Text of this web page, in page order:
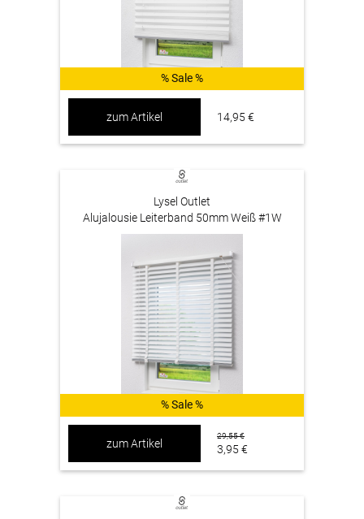
% Sale %
zum Artikel 14,95 €
Lysel Outlet
Alujalousie Leiterband 50mm Weiß #1W
% Sale %
zum Artikel
29,55 €
3,95 €